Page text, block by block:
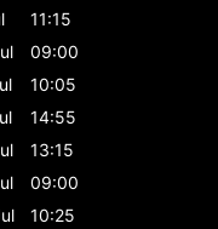
11:15
09:00
10:05
14:55
13:15
09:00
10:25